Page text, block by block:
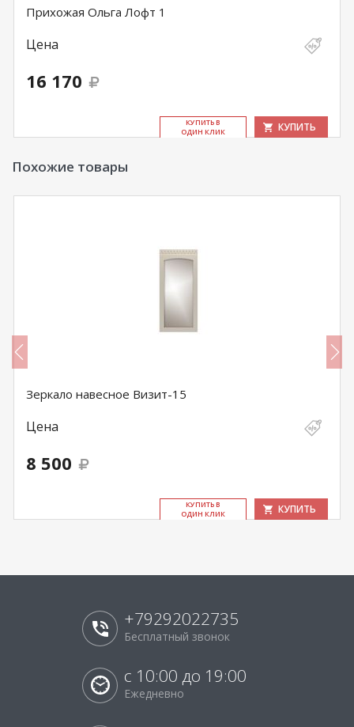
Прихожая Ольга Лофт 1
Цена
16 170
КУ­ПИТЬ В
ОДИН КЛИК
КУПИТЬ
Похожие товары
Зеркало навесное Визит-15
Цена
8 500
КУ­ПИТЬ В
ОДИН КЛИК
КУПИТЬ
+79292022735
Бесплатный звонок
с 10:00 до 19:00
Ежедневно